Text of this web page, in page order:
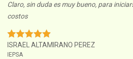
Claro, sin duda es muy bueno, para
costos
ISRAEL ALTAMIRANO PEREZ
IEPSA